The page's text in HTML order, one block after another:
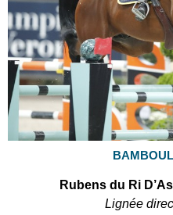
Rubens du Ri
Lignée